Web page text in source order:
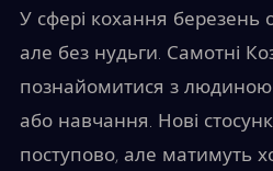
У сфері кохання березень
але без нудьги. Самотні
познайомитися з людиною
або навчання. Нові
поступово, але матимуть